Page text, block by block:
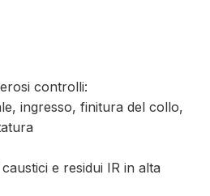
controlli:
ingresso, finitura del collo,
e residui IR in alta